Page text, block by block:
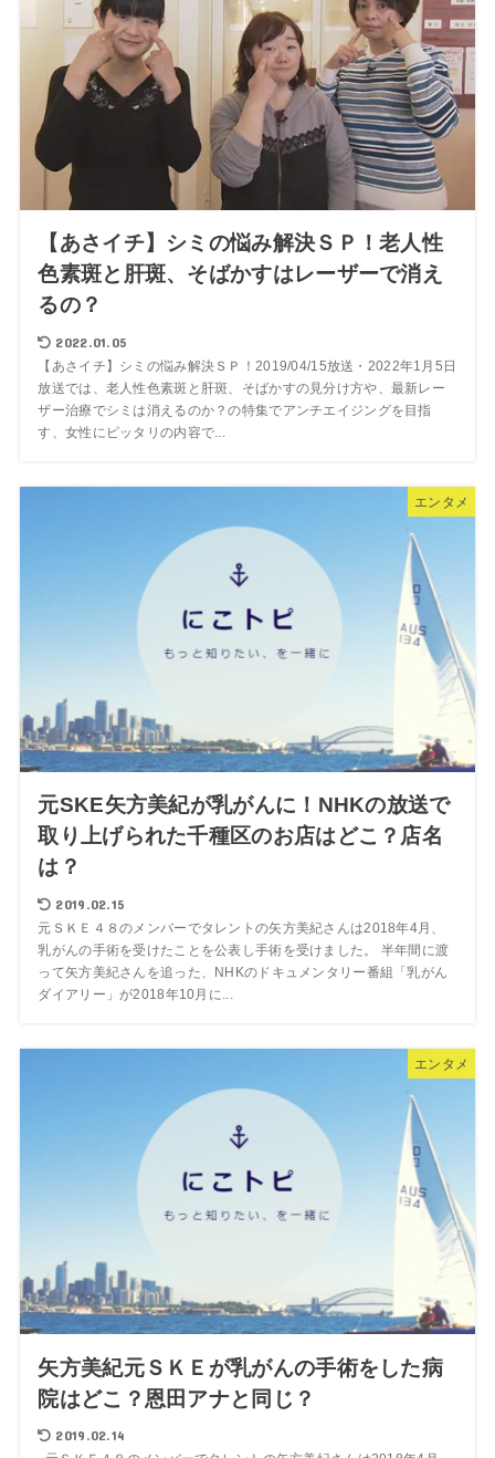
【あさイチ】シミの悩み解決ＳＰ！老人性
色素斑と肝斑、そばかすはレーザーで消え
るの？
2022.01.05
【あさイチ】シミの悩み解決ＳＰ！2019/04/15放送・2022年1月5日
放送では、老人性色素斑と肝斑、そばかすの見分け方や、最新レー
ザー治療でシミは消えるのか？の特集でアンチエイジングを目指
す、女性にピッタリの内容で...
エンタメ
元SKE矢方美紀が乳がんに！NHKの放送で
取り上げられた千種区のお店はどこ？店名
は？
2019.02.15
元ＳＫＥ４８のメンバーでタレントの矢方美紀さんは2018年4月、
乳がんの手術を受けたことを公表し手術を受けました。 半年間に渡
って矢方美紀さんを追った、NHKのドキュメンタリー番組「乳がん
ダイアリー」が2018年10月に...
エンタメ
矢方美紀元ＳＫＥが乳がんの手術をした病
院はどこ？恩田アナと同じ？
2019.02.14